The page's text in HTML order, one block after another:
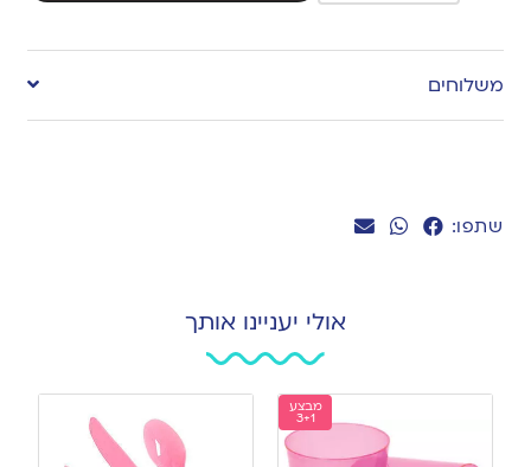
שתפו:
to
wishlist
משלוחים
אולי יעניינו אותך
מבצע
3+1